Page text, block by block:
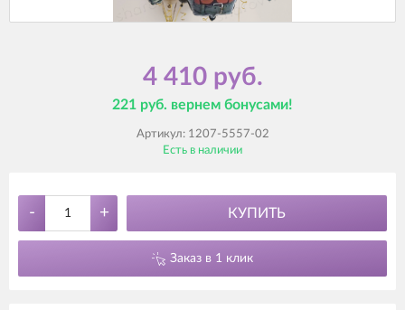
4 410 руб.
221 руб. вернем бонусами!
Артикул: 1207-5557-02
Есть в наличии
- + КУПИТЬ
Заказ в 1 клик